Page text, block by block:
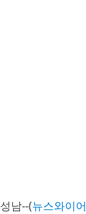
성남--(뉴스와이어